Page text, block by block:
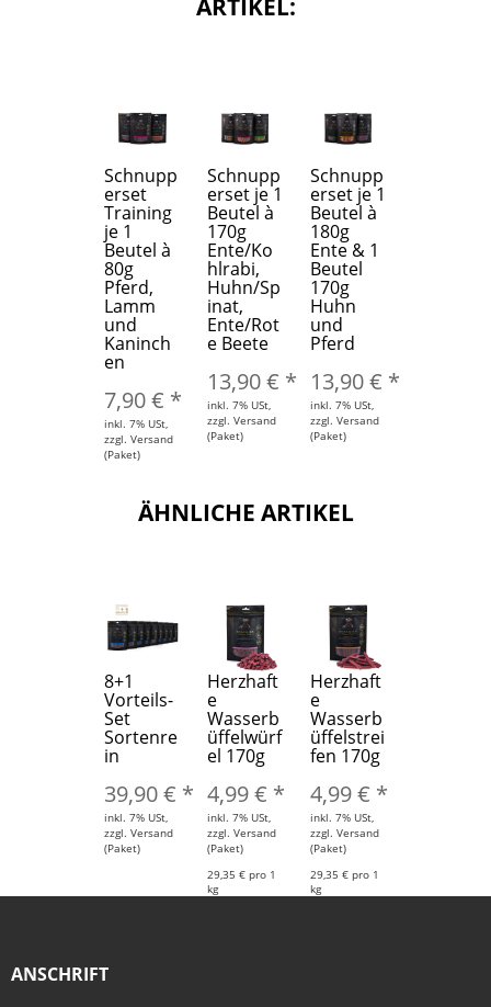
ARTIKEL:
Schnupp
erset
Training
je 1
Beutel à
80g
Pferd,
Lamm
und
Kaninch
en
7,90 € *
inkl. 7% USt,
zzgl. Versand
(Paket)
Schnupp
erset je 1
Beutel à
170g
Ente/Ko
hlrabi,
Huhn/Sp
inat,
Ente/Rot
e Beete
13,90 € *
inkl. 7% USt,
zzgl. Versand
(Paket)
Schnupp
erset je 1
Beutel à
180g
Ente & 1
Beutel
170g
Huhn
und
Pferd
13,90 € *
inkl. 7% USt,
zzgl. Versand
(Paket)
ÄHNLICHE ARTIKEL
8+1
Vorteils-
Set
Sortenre
in
39,90 € *
inkl. 7% USt,
zzgl. Versand
(Paket)
Herzhaft
e
Wasserb
üffelwürf
el 170g
4,99 € *
inkl. 7% USt,
zzgl. Versand
(Paket)
29,35 € pro 1
kg
Herzhaft
e
Wasserb
üffelstrei
fen 170g
4,99 € *
inkl. 7% USt,
zzgl. Versand
(Paket)
29,35 € pro 1
kg
ANSCHRIFT